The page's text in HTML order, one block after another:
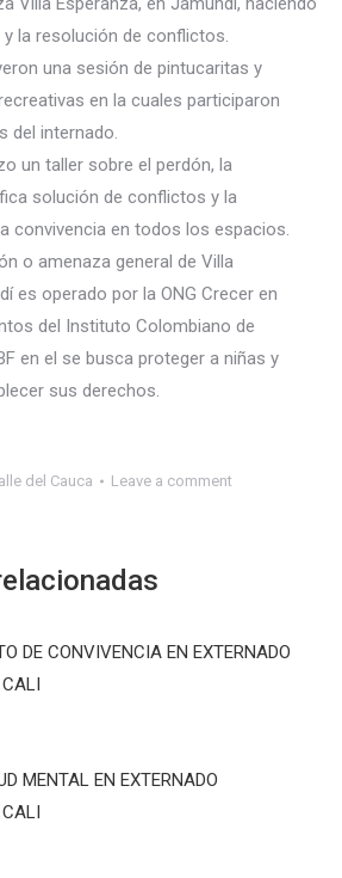
la resolución de conflictos.
una sesión de pintucaritas y
en la cuales participaron
del internado.
un taller sobre el perdón, la
solución de conflictos y la
convivencia en todos los espacios.
o amenaza general de Villa
es operado por la ONG Crecer en
del Instituto Colombiano de
en el se busca proteger a niñas y
sus derechos.
del Cauca Leave a comment
DE CONVIVENCIA EN EXTERNADO
CALI
MENTAL EN EXTERNADO
CALI